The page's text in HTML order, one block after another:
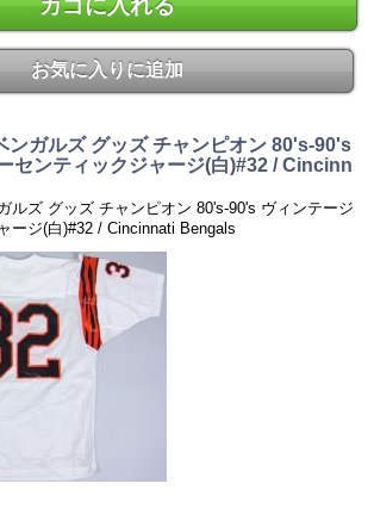
カゴに入れる
お気に入りに追加
ンガルズ グッズ チャンピオン 80's-90's
センティックジャージ(白)#32 / Cincinn
ルズ グッズ チャンピオン 80's-90's ヴィンテージ
ージ(白)#32 / Cincinnati Bengals